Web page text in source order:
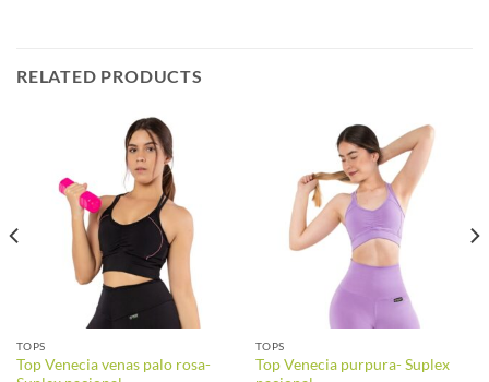
RELATED PRODUCTS
TOPS
Top Venecia venas palo rosa-
TOPS
Top Venecia purpura- Suplex